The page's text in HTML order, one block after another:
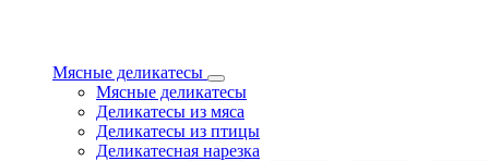
Мясные деликатесы
Мясные деликатесы
Деликатесы из мяса
Деликатесы из птицы
Деликатесная нарезка